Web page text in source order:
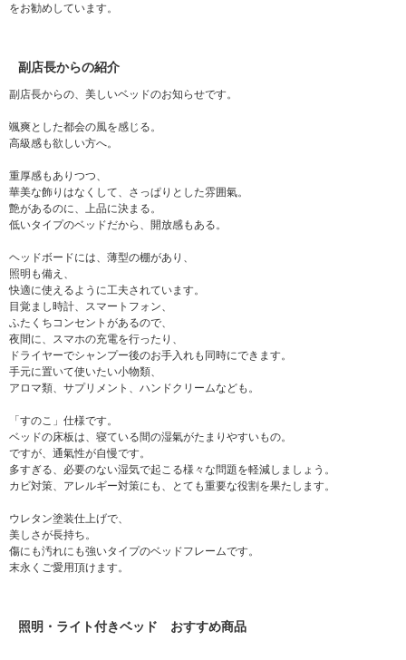
をお勧めしています。
副店長からの紹介
副店長からの、美しいベッドのお知らせです。
颯爽とした都会の風を感じる。
高級感も欲しい方へ。
重厚感もありつつ、
華美な飾りはなくして、さっぱりとした雰囲氣。
艶があるのに、上品に決まる。
低いタイプのベッドだから、開放感もある。
ヘッドボードには、薄型の棚があり、
照明も備え、
快適に使えるように工夫されています。
目覚まし時計、スマートフォン、
ふたくちコンセントがあるので、
夜間に、スマホの充電を行ったり、
ドライヤーでシャンプー後のお手入れも同時にできます。
手元に置いて使いたい小物類、
アロマ類、サプリメント、ハンドクリームなども。
「すのこ」仕様です。
ベッドの床板は、寝ている間の湿氣がたまりやすいもの。
ですが、通氣性が自慢です。
多すぎる、必要のない湿気で起こる様々な問題を軽減しましょう。
カビ対策、アレルギー対策にも、とても重要な役割を果たします。
ウレタン塗装仕上げで、
美しさが長持ち。
傷にも汚れにも強いタイプのベッドフレームです。
末永くご愛用頂けます。
照明・ライト付きベッド おすすめ商品